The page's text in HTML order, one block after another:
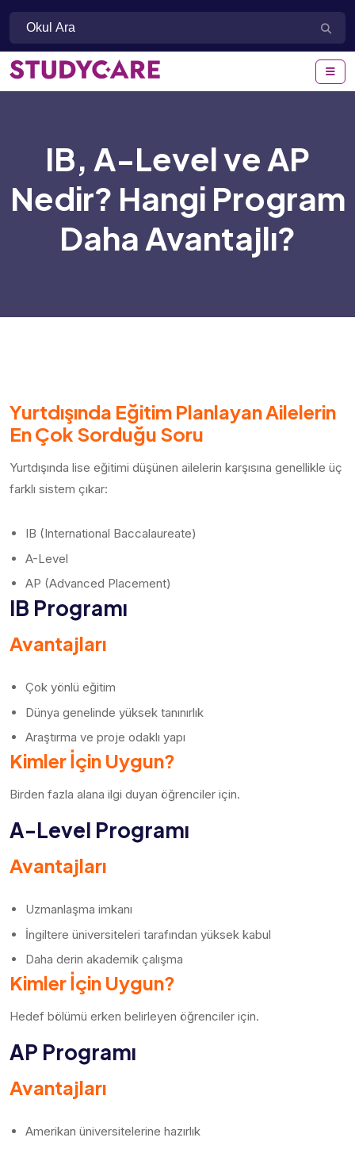
IB, A-Level ve AP
Nedir? Hangi Program
Daha Avantajlı?
Yurtdışında Eğitim Planlayan Ailelerin
En Çok Sorduğu Soru
Yurtdışında lise eğitimi düşünen ailelerin karşısına genellikle üç
farklı sistem çıkar:
IB (International Baccalaureate)
A-Level
AP (Advanced Placement)
IB Programı
Avantajları
Çok yönlü eğitim
Dünya genelinde yüksek tanınırlık
Araştırma ve proje odaklı yapı
Kimler İçin Uygun?
Birden fazla alana ilgi duyan öğrenciler için.
A-Level Programı
Avantajları
Uzmanlaşma imkanı
İngiltere üniversiteleri tarafından yüksek kabul
Daha derin akademik çalışma
Kimler İçin Uygun?
Hedef bölümü erken belirleyen öğrenciler için.
AP Programı
Avantajları
Amerikan üniversitelerine hazırlık